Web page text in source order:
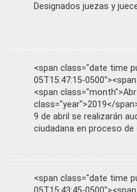
Designados juezas y
<span class="date time
05T15:47:15-
<span
class="year">2019</
9 de abril se realizarán
ciudadana en proceso de
<span class="date time